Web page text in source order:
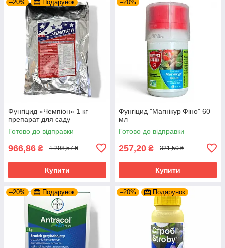
–20% Подарунок
Фунгіцид «Чемпіон» 1 кг
препарат для саду
Готово до відправки
966,86 ₴ 1 208,57 ₴
Купити
–20%
Фунгіцид "Магнікур Фіно" 60
мл
Готово до відправки
257,20 ₴ 321,50 ₴
Купити
–20% Подарунок –20% Подарунок